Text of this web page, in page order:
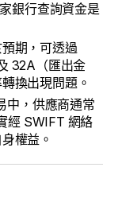
銀行查詢資金是
期，可透過
32A（匯出金
換出現問題。
中，供應商通常
經 SWIFT 網絡
權益。